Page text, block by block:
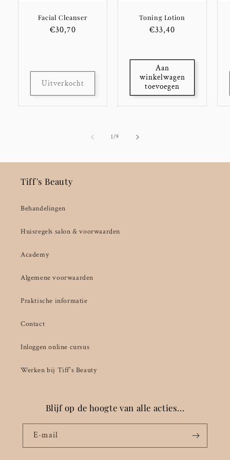
Facial Cleanser
Normale
€30,70
Uitverkocht
Toning Lotion
Normale
€33,40
Aan
winkelwagen
toevoegen
1/van
9
Tiff's Beauty
Behandelingen
Huisregels salon & voorwaarden
Academy
Algemene voorwaarden
Praktische informatie
Contact
Inloggen online cursus
Werken bij Tiff's Beauty
Blijf op de hoogte van alle acties...
E‑mail